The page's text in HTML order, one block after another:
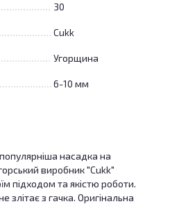
30
Cukk
Угорщина
6-10 мм
насадка на
виробник "Cukk"
підходом та якістю роботи.
злітає з гачка. Оригінальна